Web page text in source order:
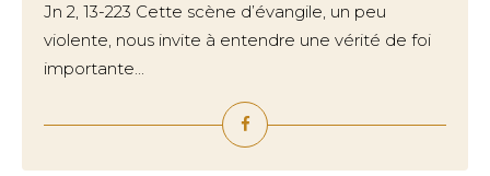
Jn 2, 13-223 Cette scène d’évangile, un peu
violente, nous invite à entendre une vérité de foi
importante...